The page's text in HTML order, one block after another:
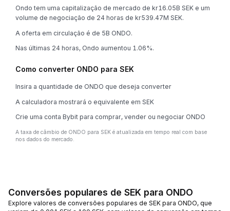
Ondo tem uma capitalização de mercado de kr16.05B SEK e um
volume de negociação de 24 horas de kr539.47M SEK.
A oferta em circulação é de 5B ONDO.
Nas últimas 24 horas, Ondo aumentou 1.06%.
Como converter ONDO para SEK
Insira a quantidade de ONDO que deseja converter
A calculadora mostrará o equivalente em SEK
Crie uma conta Bybit para comprar, vender ou negociar ONDO
A taxa de câmbio de ONDO para SEK é atualizada em tempo real com base
nos dados do mercado.
Conversões populares de SEK para ONDO
Explore valores de conversões populares de SEK para ONDO, que